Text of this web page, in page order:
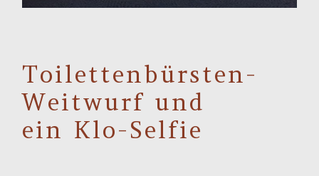
Toilettenbürsten-
Weitwurf und
ein Klo-Selfie